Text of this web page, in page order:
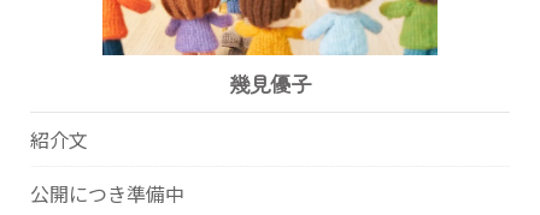
幾見優子
紹介文
公開につき準備中